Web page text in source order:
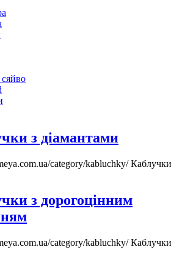
сяйво
з діамантами
category/kabluchky/Каблучки
з дорогоцінним
category/kabluchky/Каблучки